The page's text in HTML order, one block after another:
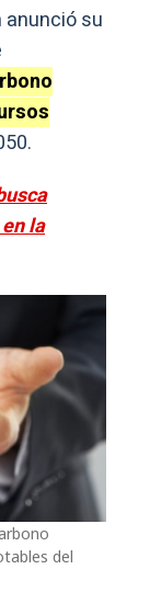
anunció su
la
del